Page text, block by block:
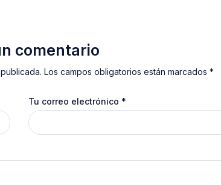
comentario
Los campos obligatorios están marcados *
Tu correo electrónico *